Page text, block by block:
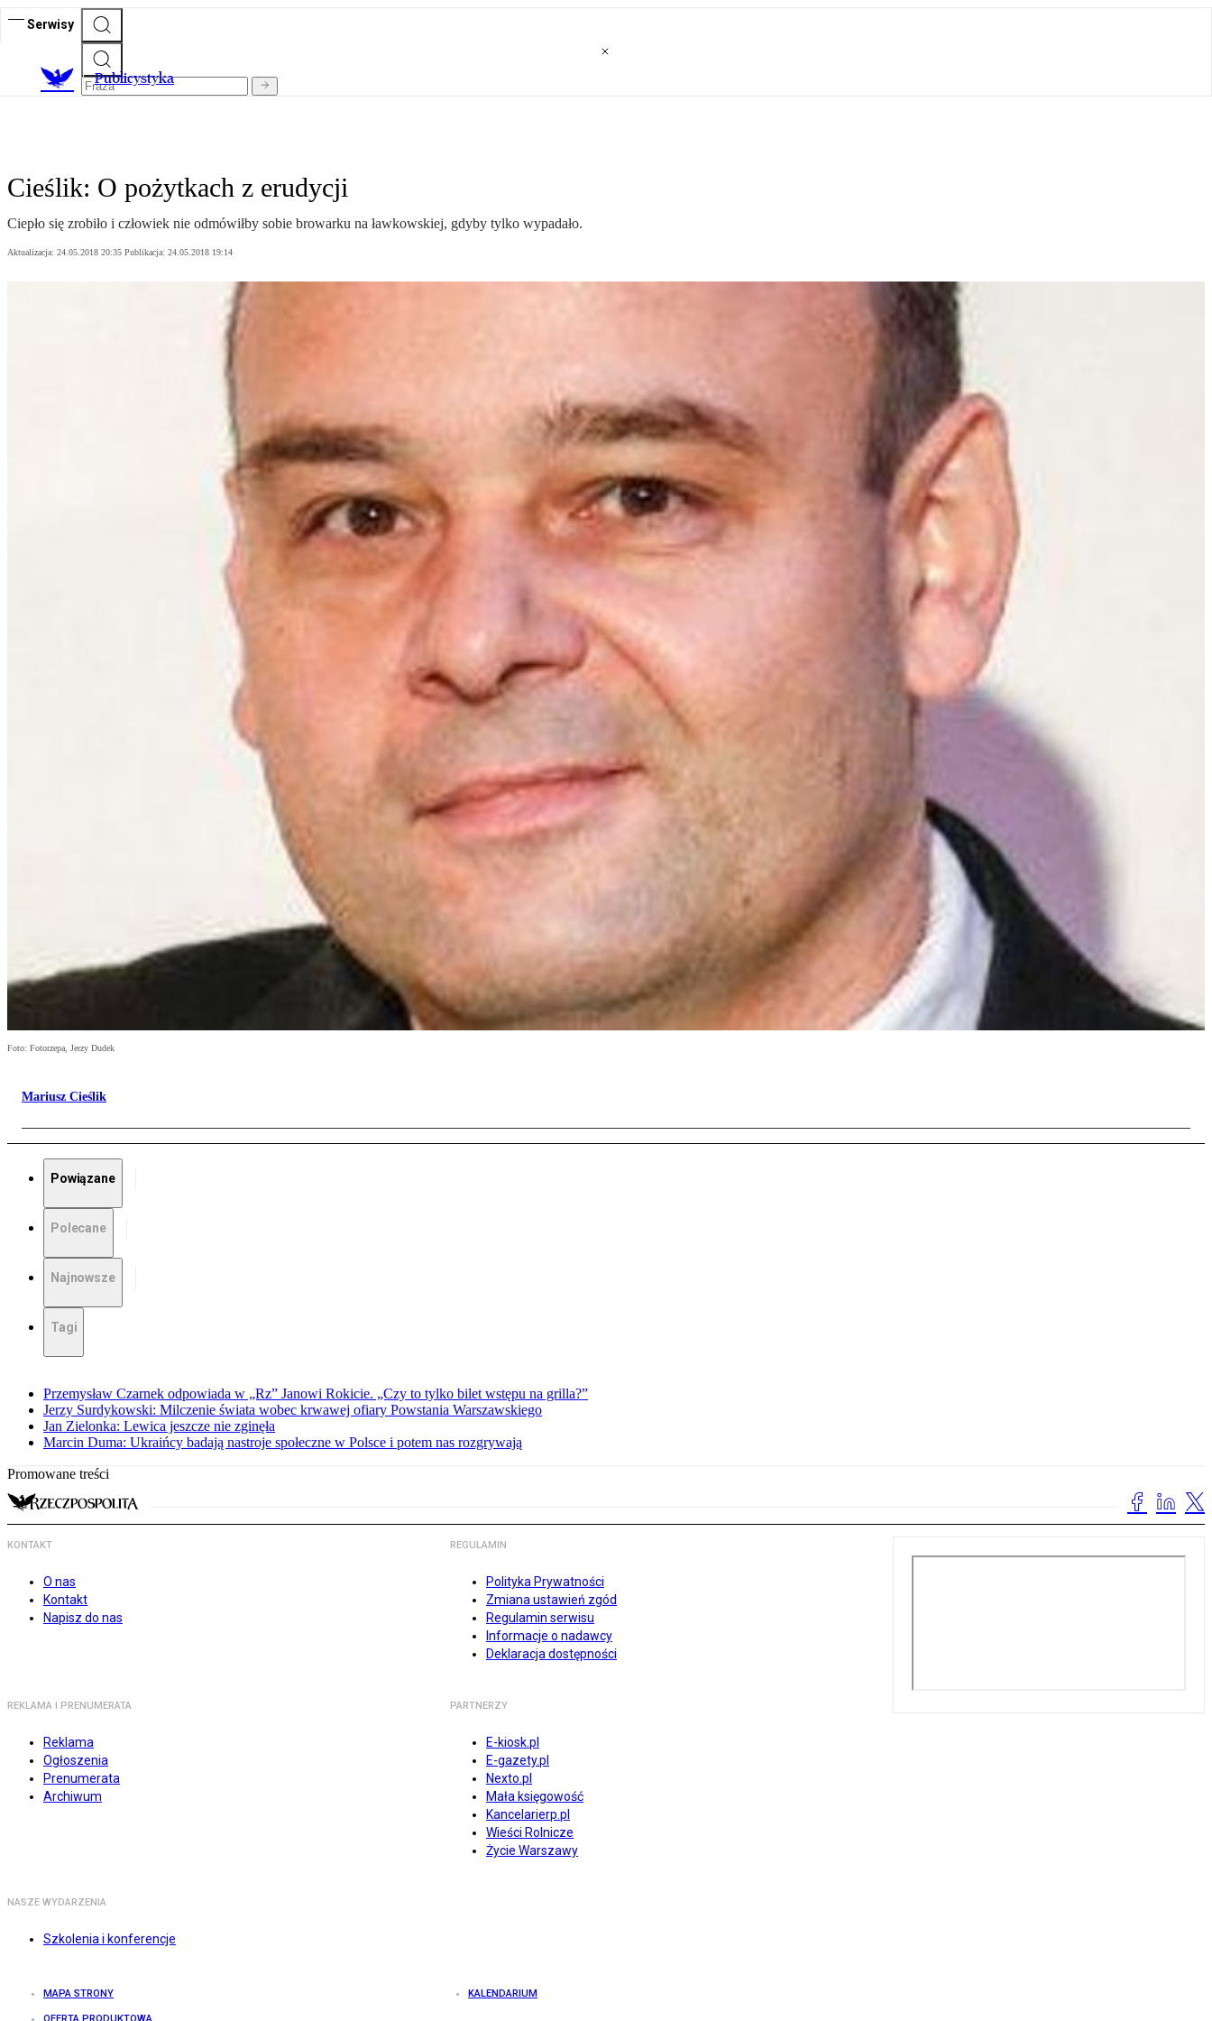
Serwisy
Publicystyka
Cieślik: O pożytkach z erudycji
Ciepło się zrobiło i człowiek nie odmówiłby sobie browarku na ławkowskiej, gdyby tylko wypadało.
Aktualizacja: 24.05.2018 20:35 Publikacja: 24.05.2018 19:14
Foto: Fotorzepa, Jerzy Dudek
Mariusz Cieślik
Powiązane
Polecane
Najnowsze
Tagi
Przemysław Czarnek odpowiada w „Rz” Janowi Rokicie. „Czy to tylko bilet wstępu na grilla?”
Jerzy Surdykowski: Milczenie świata wobec krwawej ofiary Powstania Warszawskiego
Jan Zielonka: Lewica jeszcze nie zginęła
Marcin Duma: Ukraińcy badają nastroje społeczne w Polsce i potem nas rozgrywają
Promowane treści
KONTAKT
O nas
Kontakt
Napisz do nas
REGULAMIN
Polityka Prywatności
Zmiana ustawień zgód
Regulamin serwisu
Informacje o nadawcy
Deklaracja dostępności
REKLAMA I PRENUMERATA
Reklama
Ogłoszenia
Prenumerata
Archiwum
PARTNERZY
E-kiosk.pl
E-gazety.pl
Nexto.pl
Mała księgowość
Kancelarierp.pl
Wieści Rolnicze
Życie Warszawy
NASZE WYDARZENIA
Szkolenia i konferencje
MAPA STRONY KALENDARIUM